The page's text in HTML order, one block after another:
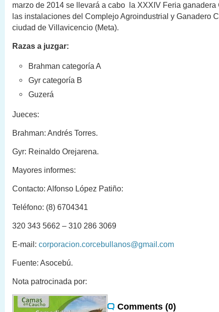
marzo de 2014 se llevará a cabo la XXXIV Feria ganadera
las instalaciones del Complejo Agroindustrial y Ganadero
ciudad de Villavicencio (Meta).
Razas a juzgar:
Brahman categoría A
Gyr categoría B
Guzerá
Jueces:
Brahman: Andrés Torres.
Gyr: Reinaldo Orejarena.
Mayores informes:
Contacto: Alfonso López Patiño:
Teléfono: (8) 6704341
320 343 5662 – 310 286 3069
E-mail: corporacion.corcebullanos@gmail.com
Fuente: Asocebú.
Nota patrocinada por:
Comments (0)